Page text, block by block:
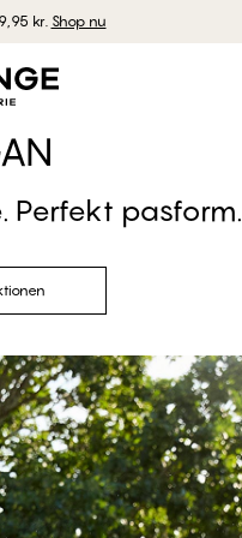
kr. Shop nu
Perfekt pasform.